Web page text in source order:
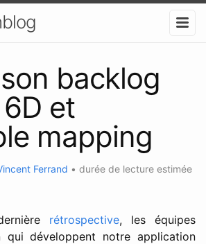
backlog
et
mapping
Ferrand • durée de lecture estimée
rétrospective, les équipes
qui développent notre application